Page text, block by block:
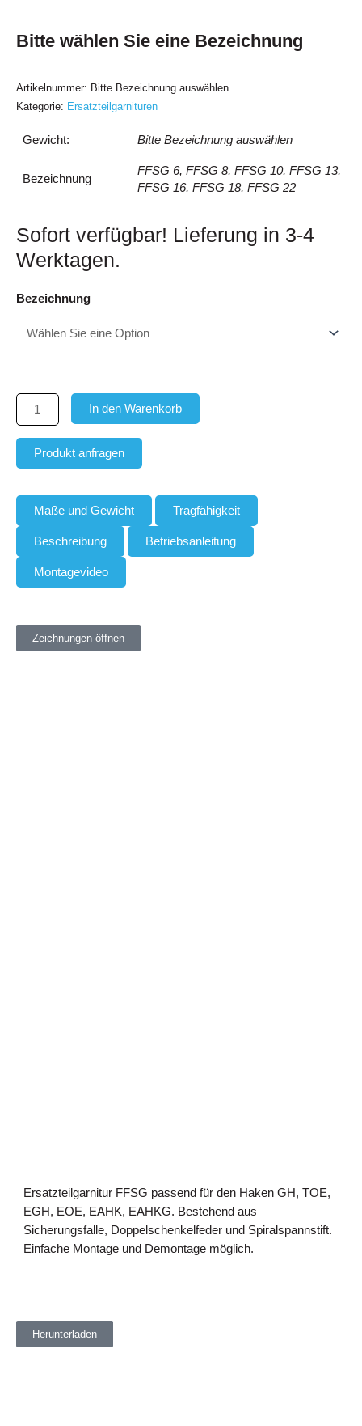
Bitte wählen Sie eine Bezeichnung
Artikelnummer: Bitte Bezeichnung auswählen
Kategorie: Ersatzteilgarnituren
Gewicht: Bitte Bezeichnung auswählen
Bezeichnung
FFSG 6, FFSG 8, FFSG 10, FFSG 13,
FFSG 16, FFSG 18, FFSG 22
Sofort verfügbar! Lieferung in 3-4
Werktagen.
Bezeichnung
Falle-
Spiralspannstift
TOE
Menge
In den Warenkorb
Produkt anfragen
Maße und Gewicht Tragfähigkeit
Beschreibung Betriebsanleitung
Montagevideo
Zeichnungen öffnen
Ersatzteilgarnitur FFSG passend für den Haken GH, TOE,
EGH, EOE, EAHK, EAHKG. Bestehend aus
Sicherungsfalle, Doppelschenkelfeder und Spiralspannstift.
Einfache Montage und Demontage möglich.
Herunterladen